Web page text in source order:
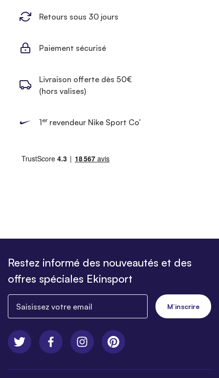
Retours sous 30 jours
Paiement sécurisé
Livraison offerte dès 50€
(hors valises)
1errevendeur Nike Sport Co’
Restez informé des nouveautés et des
offres spéciales Ekinsport
M’inscrire